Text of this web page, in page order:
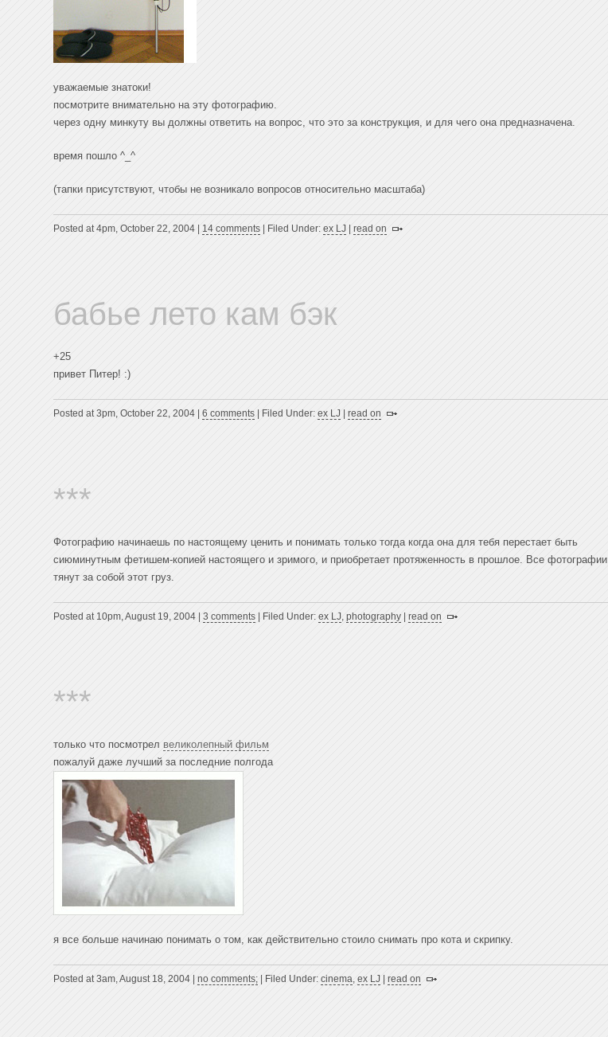
уважаемые знатоки!
посмотрите внимательно на эту фотографию.
через одну минкуту вы должны ответить на вопрос, что это за конструкция, и для чего она предназначена.
время пошло ^_^
(тапки присутствуют, чтобы не возникало вопросов относительно масштаба)
Posted at 4pm, October 22, 2004 | 14 comments | Filed Under:ex LJ |read on
бабье лето кам бэк
+25
привет Питер! :)
Posted at 3pm, October 22, 2004 |6 comments | Filed Under:ex LJ |read on
***
Фотографию начинаешь по настоящему ценить и понимать только тогда когда она для тебя перестает быть
сиюминутным фетишем-копией настоящего и зримого, и приобретает протяженность в прошлое. Все фотографии
тянут за собой этот груз.
Posted at 10pm, August 19, 2004 |3 comments | Filed Under:ex LJ ,photography |read on
***
только что посмотрелвеликолепный фильм
пожалуй даже лучший за последние полгода
я все больше начинаю понимать о том, как действительно стоило снимать про кота и скрипку.
Posted at 3am, August 18, 2004 |no comments; | Filed Under:cinema,ex LJ |read on